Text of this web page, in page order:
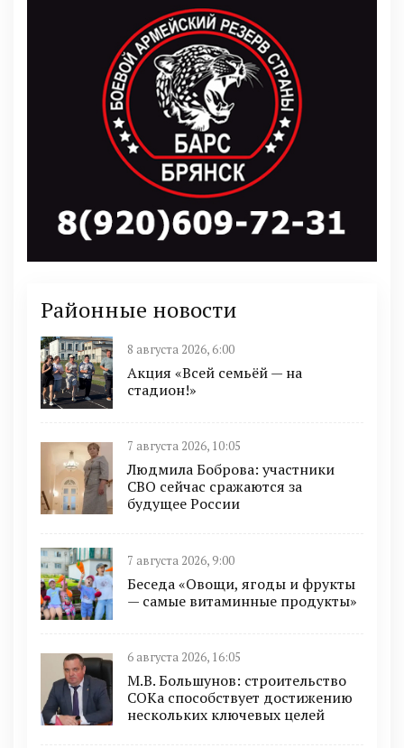
Районные новости
8 августа 2026, 6:00
Акция «Всей семьёй — на
стадион!»
7 августа 2026, 10:05
Людмила Боброва: участники
СВО сейчас сражаются за
будущее России
7 августа 2026, 9:00
Беседа «Овощи, ягоды и фрукты
— самые витаминные продукты»
6 августа 2026, 16:05
М.В. Большунов: строительство
СОКа способствует достижению
нескольких ключевых целей